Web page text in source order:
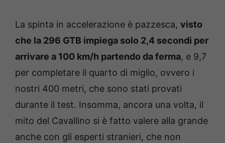
La spinta in accelerazione è pazzesca, visto
che la 296 GTB impiega solo 2,4 secondi per
arrivare a 100 km/h partendo da ferma, e 9,7
per completare il quarto di miglio, ovvero i
nostri 400 metri, che sono stati provati
durante il test. Insomma, ancora una volta, il
mito del Cavallino si è fatto valere alla grande
anche con gli esperti stranieri, che non